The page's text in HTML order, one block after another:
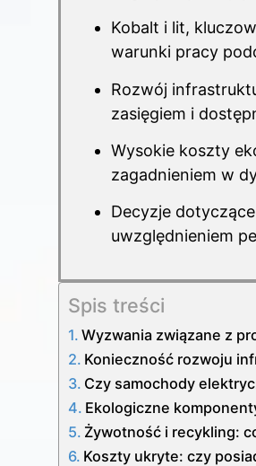
Kobalt i lit,
warunki pracy
Rozwój
zasięgiem i
Wysokie koszty
zagadnieniem w
Decyzje
uwzględnieniem
Spis treści
Wyzwania związane z
Konieczność rozwoju
Czy samochody
Ekologiczne
Żywotność i recykling:
Koszty ukryte: czy